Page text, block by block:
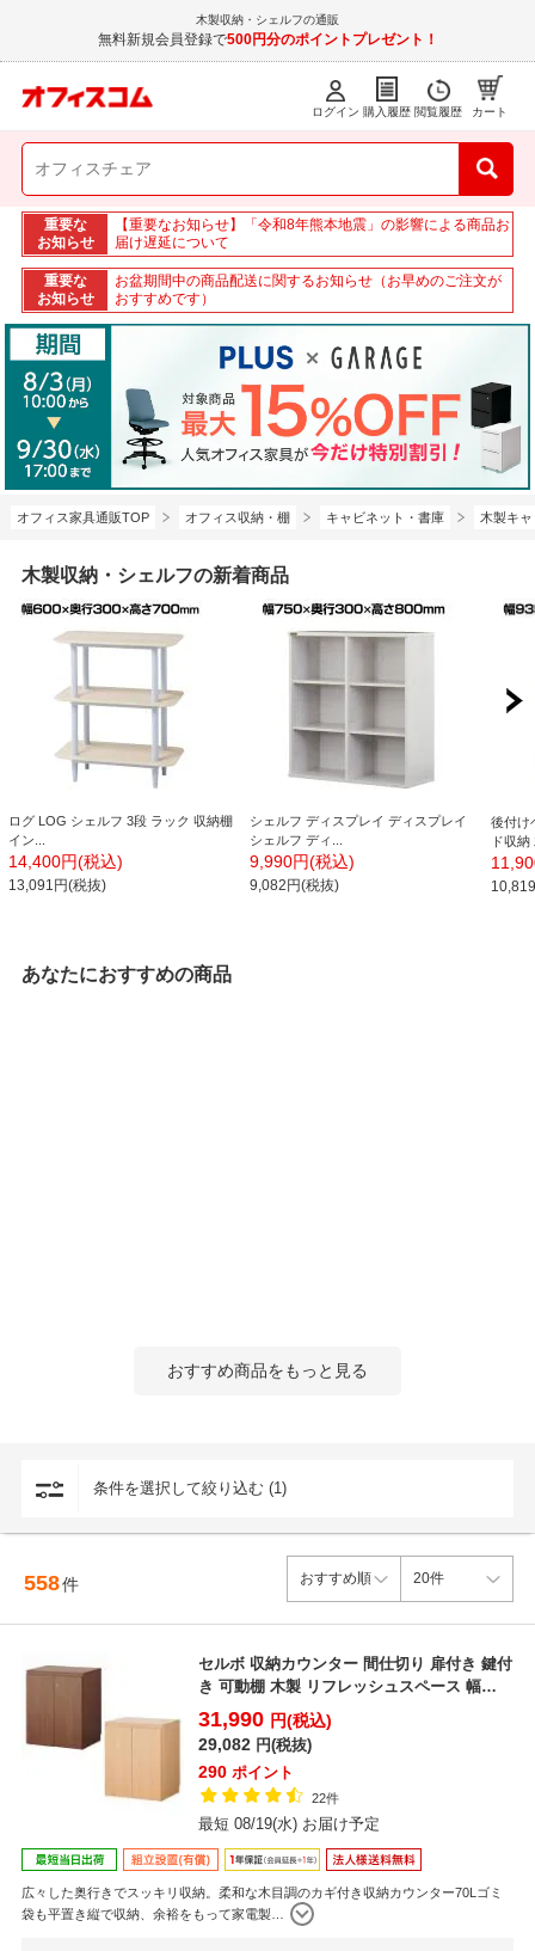
木製収納・シェルフの通販
無料新規会員登録で500円分のポイントプレゼント！
ログイン 購入履歴 閲覧履歴 カート
重要な
お知らせ
【重要なお知らせ】「令和8年熊本地震」の影響による商品お
届け遅延について
重要な
お知らせ
お盆期間中の商品配送に関するお知らせ（お早めのご注文が
おすすめです）
オフィス家具通販TOP オフィス収納・棚 キャビネット・書庫 木製キ
木製収納・シェルフの新着商品
ログ LOG シェルフ 3段 ラック 収納棚
イン...
14,400円(税込)
13,091円(税抜)
シェルフ ディスプレイ ディスプレイ
シェルフ ディ...
9,990円(税込)
9,082円(税抜)
後付け
ド収
あなたにおすすめの商品
おすすめ商品をもっと見る
条件を選択して絞り込む (1)
558件
セルボ 収納カウンター 間仕切り 扉付き 鍵付
き 可動棚 木製 リフレッシュスペース 幅
796×奥行...
31,990 円(税込)
29,082 円(税抜)
290 ポイント
22件
最短 08/19(水) お届け予定
広々した奥行きでスッキリ収納。柔和な木目調のカギ付き収納カウンター70Lゴミ
袋も平置き縦で収納、余裕をもって家電製…